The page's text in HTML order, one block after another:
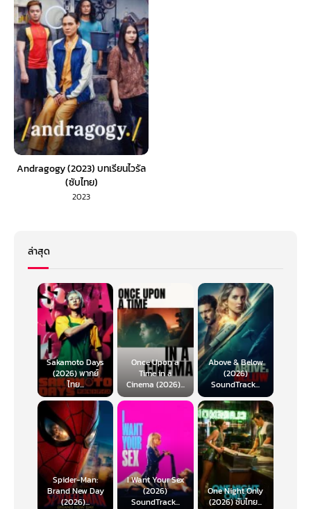
Andragogy (2023) บทเรียนไวรัล
(ซับไทย)
2023
ล่าสุด
Sakamoto Days
(2026) พากย์
ไทย...
Once Upon a
Time in a
Cinema (2026)...
Above & Below
(2026)
SoundTrack...
Spider-Man:
Brand New Day
(2026)...
I Want Your Sex
(2026)
SoundTrack...
One Night Only
(2026) ซับไทย...